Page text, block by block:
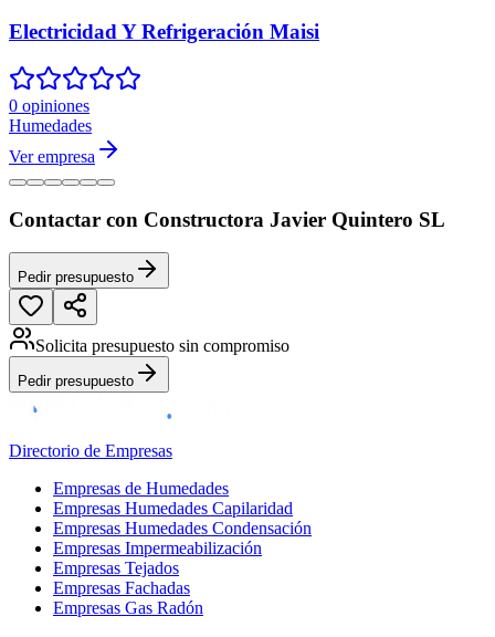
Electricidad Y Refrigeración Maisi
0 opiniones
Humedades
Ver empresa
Contactar con Constructora Javier Quintero SL
Pedir presupuesto
Solicita presupuesto sin compromiso
Pedir presupuesto
Directorio de Empresas
Empresas de Humedades
Empresas Humedades Capilaridad
Empresas Humedades Condensación
Empresas Impermeabilización
Empresas Tejados
Empresas Fachadas
Empresas Gas Radón